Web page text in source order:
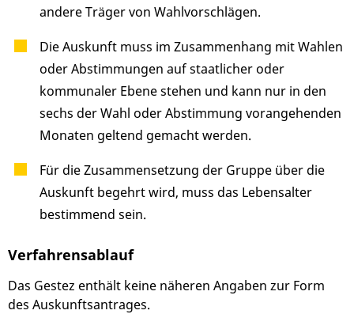
andere Träger von Wahlvorschlägen.
Die Auskunft muss im Zusammenhang mit Wahlen
oder Abstimmungen auf staatlicher oder
kommunaler Ebene stehen und kann nur in den
sechs der Wahl oder Abstimmung vorangehenden
Monaten geltend gemacht werden.
Für die Zusammensetzung der Gruppe über die
Auskunft begehrt wird, muss das Lebensalter
bestimmend sein.
Verfahrensablauf
Das Gestez enthält keine näheren Angaben zur Form
des Auskunftsantrages.